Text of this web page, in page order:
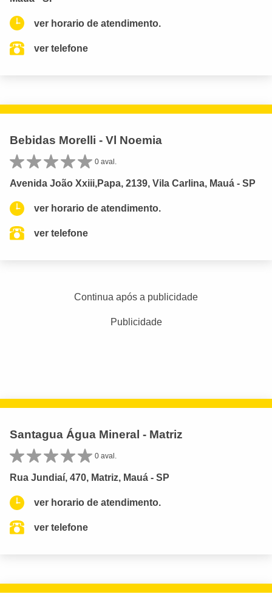
ver horario de atendimento.
ver telefone
Bebidas Morelli - Vl Noemia
0 aval.
Avenida João Xxiii,Papa, 2139, Vila Carlina, Mauá - SP
ver horario de atendimento.
ver telefone
Continua após a publicidade
Publicidade
Santagua Água Mineral - Matriz
0 aval.
Rua Jundiaí, 470, Matriz, Mauá - SP
ver horario de atendimento.
ver telefone